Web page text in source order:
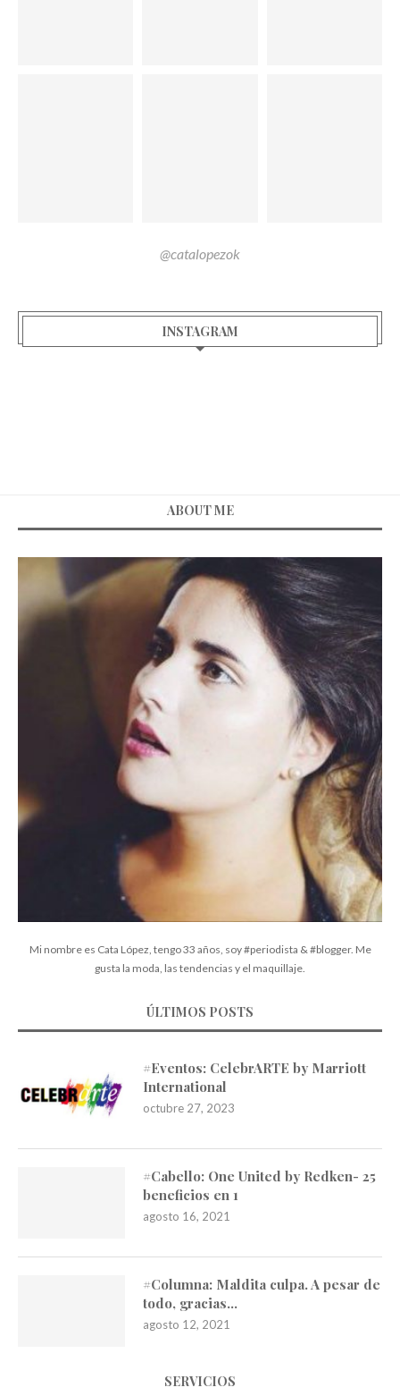
@catalopezok
INSTAGRAM
ABOUT ME
Mi nombre es Cata López, tengo 33 años, soy #periodista & #blogger. Me
gusta la moda, las tendencias y el maquillaje.
ÚLTIMOS POSTS
#Eventos: CelebrARTE by Marriott
International
octubre 27, 2023
#Cabello: One United by Redken- 25
beneficios en 1
agosto 16, 2021
#Columna: Maldita culpa. A pesar de
todo, gracias…
agosto 12, 2021
SERVICIOS